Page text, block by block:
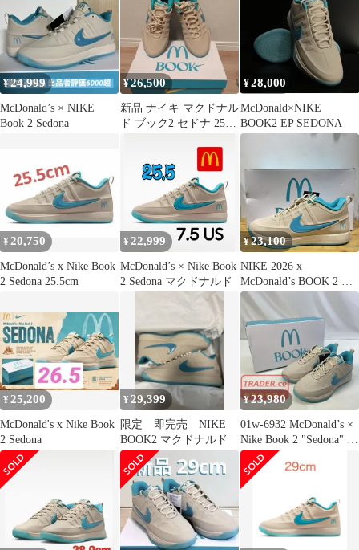
¥24,999
McDonald’s × NIKE
Book 2 Sedona
¥26,500
新品 ナイキ マクドナル
ド ブック2 セドナ 25.5
¥28,000
McDonald×NIKE
BOOK2 EP SEDONA
¥20,750
McDonald’s x Nike Book
2 Sedona 25.5cm
¥22,999
McDonald’s × Nike Book
2 Sedona マクドナルド
¥ 23,100
NIKE 2026 x
McDonald’s BOOK 2 M
EP SEDONA 31.0cm
IR6445-100 ナイキ マク
ドナルド ブック2 スニ
ーカー 心斎橋店
¥25,200
McDonald's x Nike Book
2 Sedona
¥29,399
限定 即完売 NIKE
BOOK2 マクドナルド
¥23,980
01w-6932 McDonald’s ×
Nike Book 2 "Sedona" マ
クドナルド × ナイキ ブ
ック2 "セドナ" 箱あり
28.0cm メンズ スニーカ